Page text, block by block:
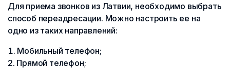
Для приема звонков из Латвии, необходимо выбрать
способ переадресации. Можно настроить ее на
одно из таких направлений:
Мобильный телефон;
Прямой телефон;